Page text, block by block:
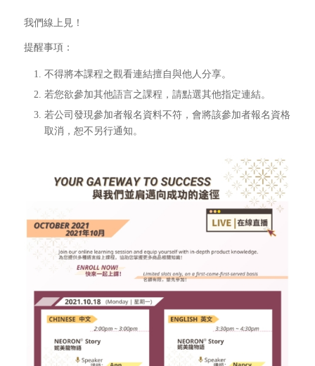
我們線上見！
提醒事項：
不得將本課程之觀看連結擅自與他人分享。
若您欲參加其他語言之課程，請點選其他指定連結。
若公司發現參加者報名資料不符，會將該參加者報名資格
取消，恕不另行通知。